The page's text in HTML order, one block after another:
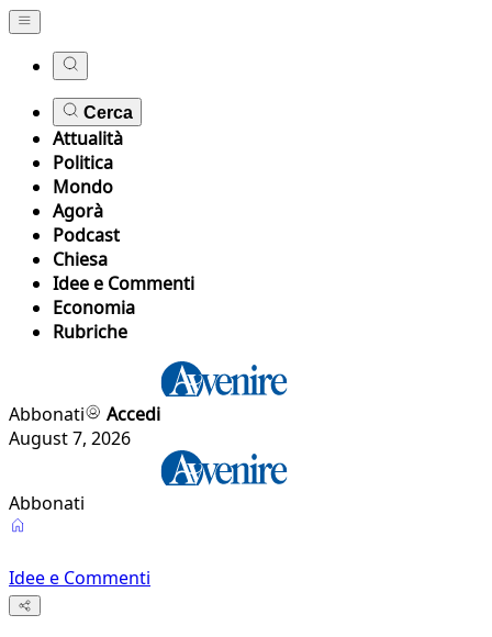
Cerca
Attualità
Politica
Mondo
Agorà
Podcast
Chiesa
Idee e Commenti
Economia
Rubriche
Abbonati
Accedi
August 7, 2026
Abbonati
Idee e Commenti